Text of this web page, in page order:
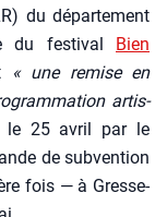
du dépar­te­ment
du fes­ti­val
Bien
« une remise en
artis­
le 25 avril par le
de sub­ven­tion
fois — à Gresse-